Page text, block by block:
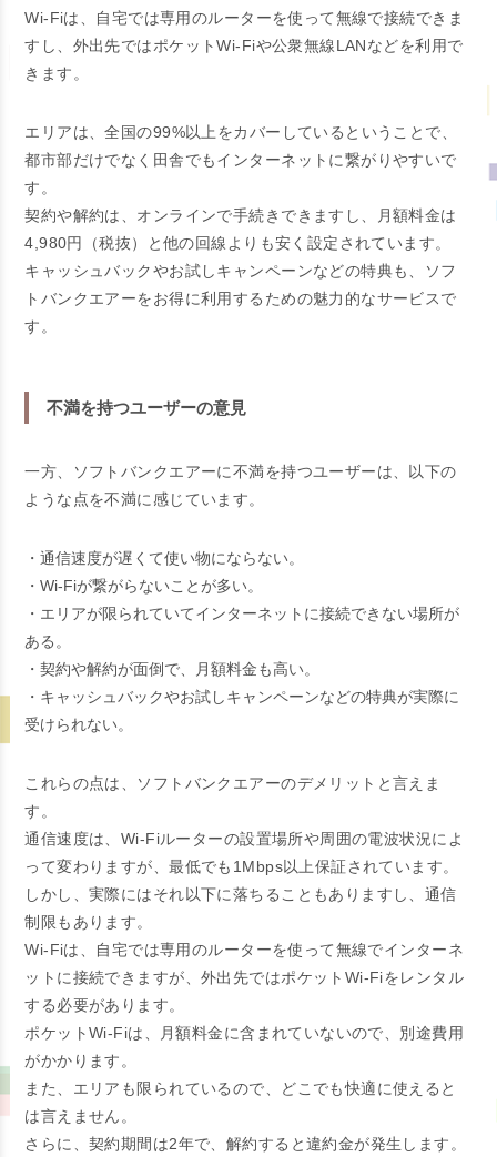
Wi-Fiは、自宅では専用のルーターを使って無線で接続できま
すし、外出先ではポケットWi-Fiや公衆無線LANなどを利用で
きます。
エリアは、全国の99%以上をカバーしているということで、
都市部だけでなく田舎でもインターネットに繋がりやすいで
す。
契約や解約は、オンラインで手続きできますし、月額料金は
4,980円（税抜）と他の回線よりも安く設定されています。
キャッシュバックやお試しキャンペーンなどの特典も、ソフ
トバンクエアーをお得に利用するための魅力的なサービスで
す。
不満を持つユーザーの意見
一方、ソフトバンクエアーに不満を持つユーザーは、以下の
ような点を不満に感じています。
・通信速度が遅くて使い物にならない。
・Wi-Fiが繋がらないことが多い。
・エリアが限られていてインターネットに接続できない場所が
ある。
・契約や解約が面倒で、月額料金も高い。
・キャッシュバックやお試しキャンペーンなどの特典が実際に
受けられない。
これらの点は、ソフトバンクエアーのデメリットと言えま
す。
通信速度は、Wi-Fiルーターの設置場所や周囲の電波状況によ
って変わりますが、最低でも1Mbps以上保証されています。
しかし、実際にはそれ以下に落ちることもありますし、通信
制限もあります。
Wi-Fiは、自宅では専用のルーターを使って無線でインターネ
ットに接続できますが、外出先ではポケットWi-Fiをレンタル
する必要があります。
ポケットWi-Fiは、月額料金に含まれていないので、別途費用
がかかります。
また、エリアも限られているので、どこでも快適に使えると
は言えません。
さらに、契約期間は2年で、解約すると違約金が発生します。